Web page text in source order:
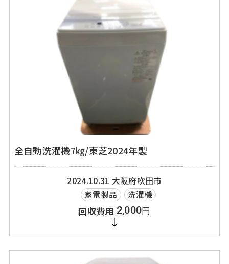
全自動洗濯機7㎏/東芝2024年製
2024.10.31 大阪府吹田市
家電製品
洗濯機
2,000円